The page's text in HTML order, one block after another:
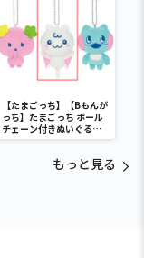
【たまごっち】【Bもんが
っち】たまごっち ボール
チェーン付きぬいぐるみ
～Tamagotchi
もっと見る